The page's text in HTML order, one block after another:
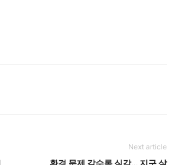
Next article
환경 문제 갈수록 심각… 지구 살